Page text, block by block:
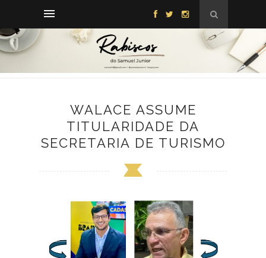
WALACE ASSUME
TITULARIDADE DA
SECRETARIA DE TURISMO